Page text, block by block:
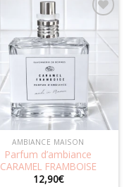
Ajouter
AMBIANCE MAISON
Parfum d’ambiance
CARAMEL FRAMBOISE
12,90€